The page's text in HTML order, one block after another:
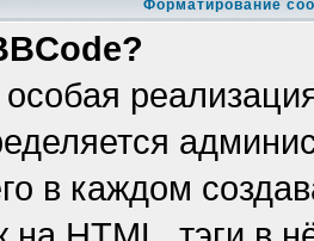
Форматирование
особая
в каждом